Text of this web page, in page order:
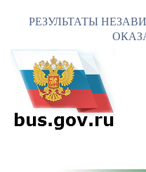
РЕЗУЛЬТАТЫ